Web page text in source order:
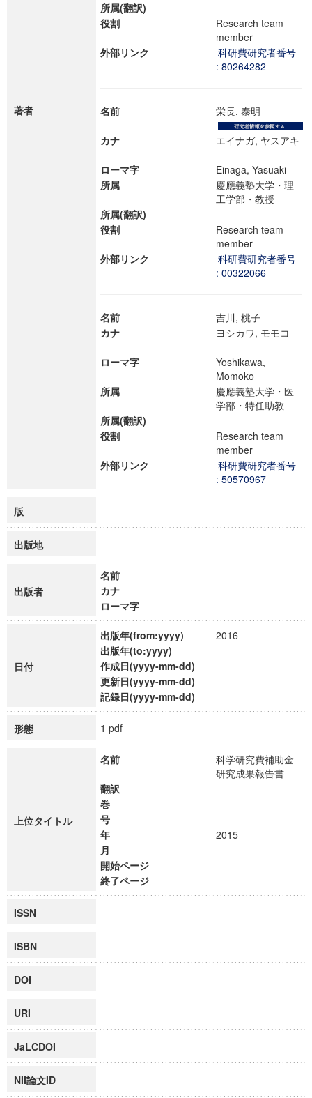
著者
所属(翻訳)
役割
Research team
member
外部リンク
科研費研究者番号
: 80264282
名前 栄長, 泰明
カナ エイナガ, ヤスアキ
ローマ字
Einaga, Yasuaki
所属
慶應義塾大学・理
工学部・教授
所属(翻訳)
役割
Research team
member
外部リンク
科研費研究者番号
: 00322066
名前
吉川, 桃子
カナ
ヨシカワ, モモコ
ローマ字
Yoshikawa,
Momoko
所属
慶應義塾大学・医
学部・特任助教
所属(翻訳)
役割
Research team
member
外部リンク
科研費研究者番号
: 50570967
版
出版地
出版者
名前
カナ
ローマ字
日付
出版年(from:yyyy)
2016
出版年(to:yyyy)
作成日(yyyy-mm-dd)
更新日(yyyy-mm-dd)
記録日(yyyy-mm-dd)
形態 1 pdf
上位タイトル
名前
科学研究費補助金
研究成果報告書
翻訳
巻
号
年
2015
月
開始ページ
終了ページ
ISSN
ISBN
DOI
URI
JaLCDOI
NII論文ID